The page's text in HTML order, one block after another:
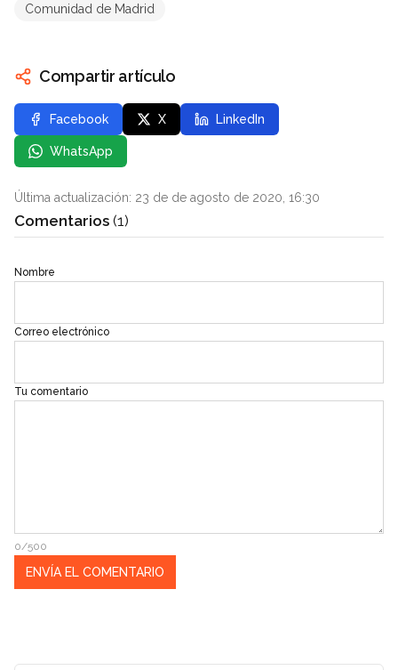
Comunidad de Madrid
Compartir artículo
Facebook X LinkedIn
WhatsApp
Última actualización: 23 de de agosto de 2020, 16:30
Comentarios (1)
Nombre
Correo electrónico
Tu comentario
0/500